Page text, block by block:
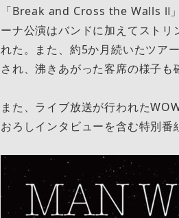
「Break and Cross the Walls Ⅱ
ーナ公演はバンドに加えてスト
れた。また、約5か月続いたツア
され、沸きあがった客席の様子も
また、ライブ放送が行われた
おろしインタビューを含む特別番